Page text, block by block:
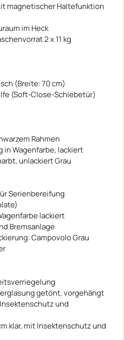
magnetischer Haltefunktion
im Heck
2 x 11 kg
(Breite: 70 cm)
(Soft-Close-Schiebetür)
Rahmen
in Wagenfarbe, lackiert
unlackiert Grau
Serienbereifung
lackiert
Bremsanlage
Campovolo Grau
getönt, vorgehängt
und
klar, mit Insektenschutz und